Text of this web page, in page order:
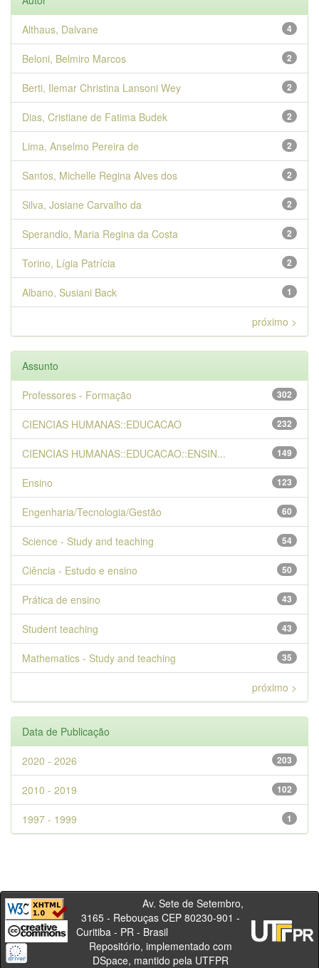
4
Althaus, Dalvane
2
Beloni, Belmiro Marcos
2
Berti, Ilemar Christina Lansoni Wey
2
Dias, Cristiane de Fatima Budek
2
Lima, Anselmo Pereira de
2
Santos, Michelle Regina Alves dos
2
Silva, Josiane Carvalho da
2
Sperandio, Maria Regina da Costa
2
Torino, Lígia Patrícia
1
Albano, Susiani Back
próximo >
Assunto
302
Professores - Formação
232
CIENCIAS HUMANAS::EDUCACAO
149
CIENCIAS HUMANAS::EDUCACAO::ENSIN...
123
Ensino
60
Engenharia/Tecnologia/Gestão
54
Science - Study and teaching
50
Ciência - Estudo e ensino
43
Prática de ensino
43
Student teaching
35
Mathematics - Study and teaching
próximo >
Data de Publicação
203
2020 - 2026
102
2010 - 2019
1
1997 - 1999
Av. Sete de Setembro,
3165 - Rebouças CEP 80230-901 -
Curitiba - PR - Brasil
Repositório, implementado com
DSpace, mantido pela UTFPR